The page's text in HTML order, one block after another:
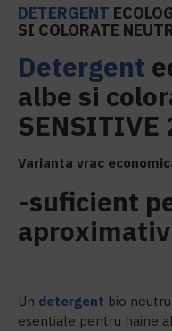
DETERGENT
SI COLORATE
Detergent
albe si
Varianta vrac
-suficient
Un detergent bio
esentiale pentru haine